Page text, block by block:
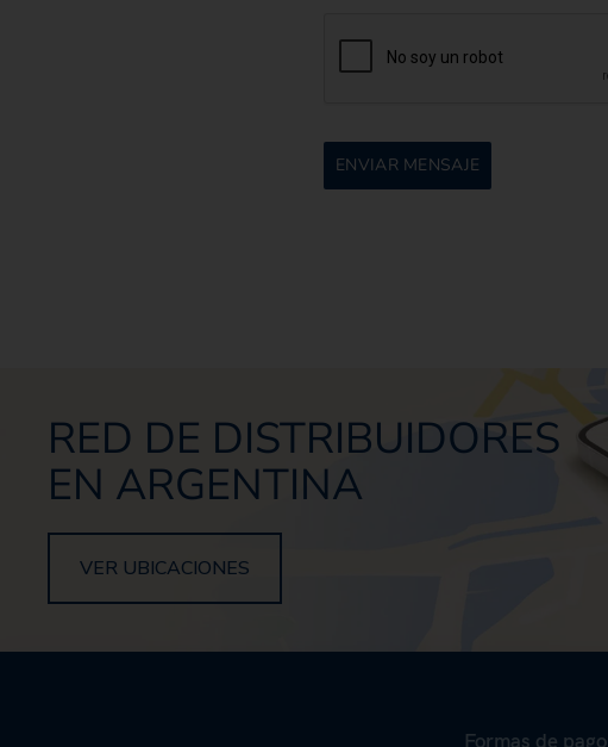
ENVIAR MENSAJE
RED DE DISTRIBUIDORES
EN ARGENTINA
VER UBICACIONES
Formas de pago